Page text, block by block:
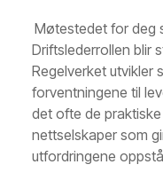
Møtestedet for deg
Driftslederrollen blir
Regelverket utvikler
forventningene til
det ofte de
nettselskaper som
utfordringene